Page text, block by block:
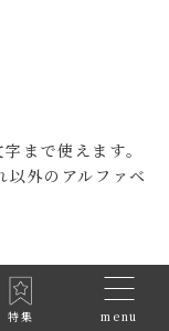
特集 menu
まで使えます。
外のアルファベ